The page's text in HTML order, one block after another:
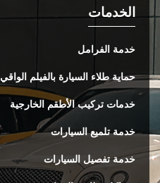
الخدمات
خدمة الفرامل
حماية طلاء السيارة بالفيلم الواقي
خدمات تركيب الأطقم الخارجية
خدمة تلميع السيارات
خدمة تفصيل السيارات